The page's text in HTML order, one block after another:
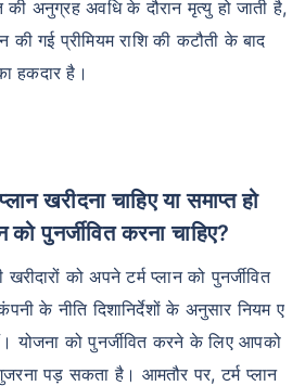
की अनुग्रह अवधि के दौरान मृत्यु हो जाती है,
की गई प्रीमियम राशि की कटौती के बाद
हकदार है।
को पुनर्जीवित करना चाहिए?
खरीदारों को अपने टर्म प्लान को पुनर्जीवित
के नीति दिशानिर्देशों के अनुसार नियम ए
योजना को पुनर्जीवित करने के लिए आपको
पड़ सकता है। आमतौर पर, टर्म प्लान